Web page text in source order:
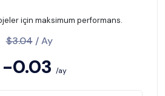
maksimum performans.
/ Ay
/ay